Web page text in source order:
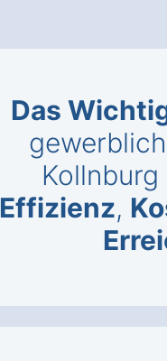
Das
Effizienz,